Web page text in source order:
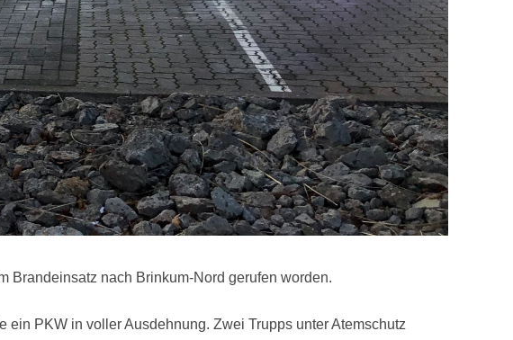
Brandeinsatz nach Brinkum-Nord gerufen worden.
ein PKW in voller Ausdehnung. Zwei Trupps unter Atemschutz